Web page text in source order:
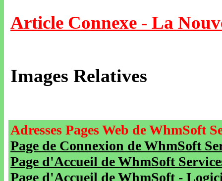
Article Connexe - La
Images Relatives
Adresses Pages Web de WhmSoft
Page de Connexion de WhmSoft
Page d'Accueil de WhmSoft
Page d'Accueil de WhmSoft -